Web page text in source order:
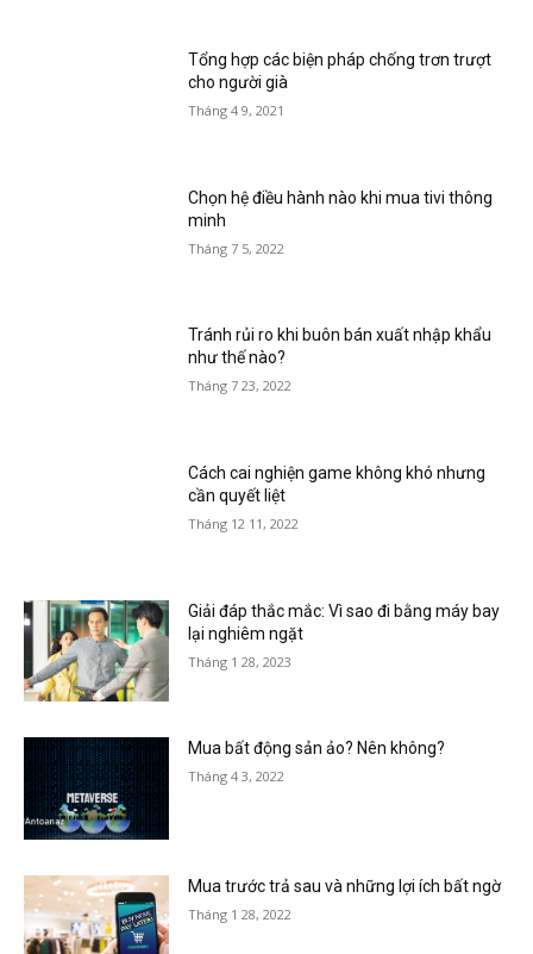
Tổng hợp các biện pháp chống trơn trượt
cho người già
Tháng 4 9, 2021
Chọn hệ điều hành nào khi mua tivi thông
minh
Tháng 7 5, 2022
Tránh rủi ro khi buôn bán xuất nhập khẩu
như thế nào?
Tháng 7 23, 2022
Cách cai nghiện game không khó nhưng
cần quyết liệt
Tháng 12 11, 2022
Giải đáp thắc mắc: Vì sao đi bằng máy bay
lại nghiêm ngặt
Tháng 1 28, 2023
Mua bất động sản ảo? Nên không?
Tháng 4 3, 2022
Mua trước trả sau và những lợi ích bất ngờ
Tháng 1 28, 2022